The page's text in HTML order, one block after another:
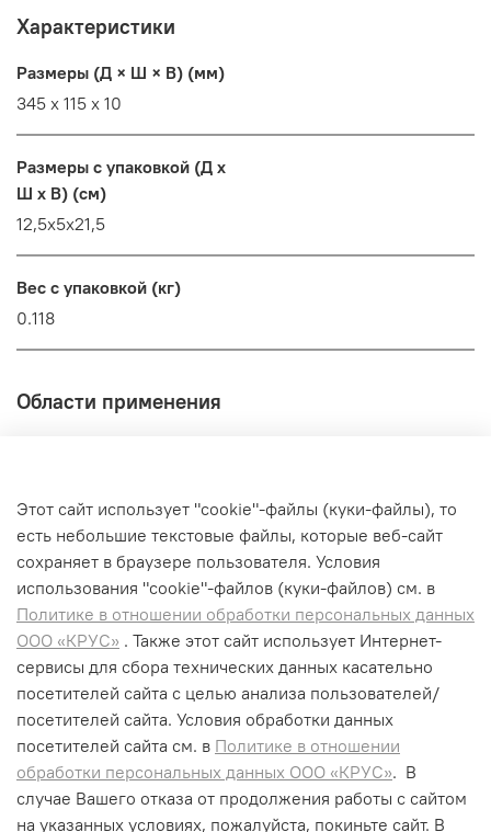
Характеристики
Размеры (Д × Ш × В) (мм)
345 x 115 x 10
Размеры с упаковкой (Д x
Ш x В) (см)
12,5x5x21,5
Вес с упаковкой (кг)
0.118
Области применения
ПВХ и т. д.)
Уборка пола
Кафельные стены
+7 (495) 662-99-75
Этот сайт использует "cookie"-файлы (куки-файлы), то
есть небольшие текстовые файлы, которые веб-сайт
сохраняет в браузере пользователя. Условия
использования "cookiе"-файлов (куки-файлов) см. в
Политике в отношении обработки персональных данных
ООО «КРУС» . Также этот сайт использует Интернет-
сервисы для сбора технических данных касательно
посетителей сайта с целью анализа пользователей/
посетителей сайта. Условия обработки данных
посетителей сайта см. в Политике в отношении
обработки персональных данных ООО «КРУС». В
случае Вашего отказа от продолжения работы с сайтом
на указанных условиях, пожалуйста, покиньте сайт. В